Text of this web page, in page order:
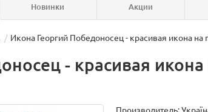
Новинки Акции
Икона Георгий Победоносец - красивая икона
- красивая